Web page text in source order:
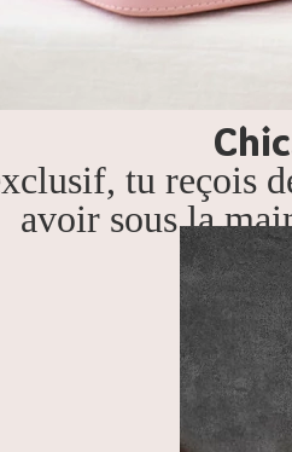
tu reçois
avoir sous la